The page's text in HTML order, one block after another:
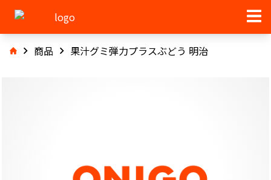
商品 果汁グミ弾力プラスぶどう 明治